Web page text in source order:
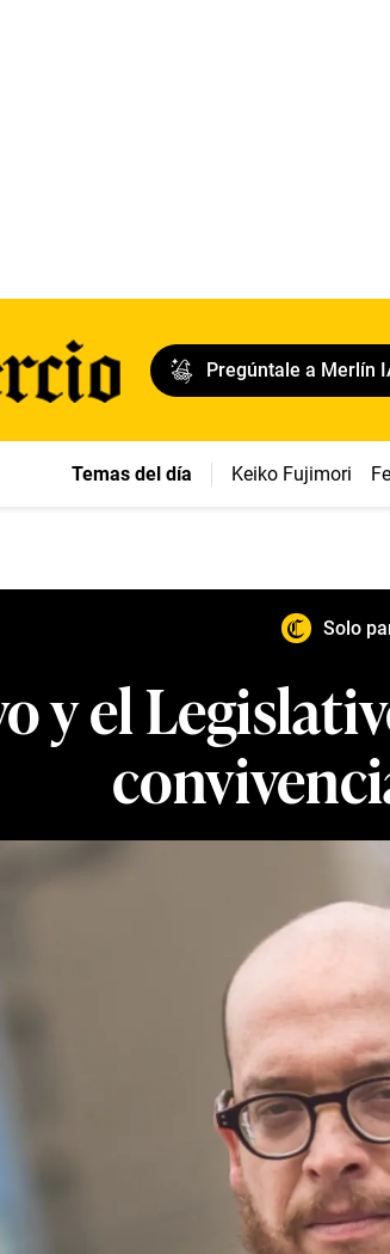
Pregúntale a Merlín
Temas del día Keiko Fujimori
Solo
y el